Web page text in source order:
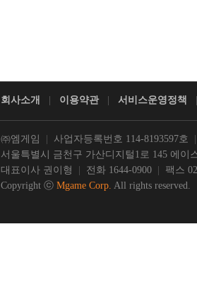
회사소개 이용약관 서비스운영정책
㈜엠게임 사업자등록번호 114-8193597호
서울특별시 금천구 가산디지털1로 145 에이
대표이사 권이형
전화 1644-0900
팩스
Copyright ⓒ Mgame Corp. All rights reserved.